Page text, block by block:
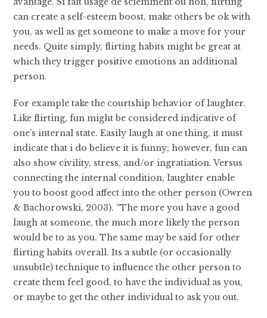
can create a self-esteem boost, make others be ok with
you, as well as get someone to make a move for your
needs. Quite simply, flirting habits might be great at
which they trigger positive emotions an additional
person.
For example take the courtship behavior of laughter.
Like flirting, fun might be considered indicative of
one’s internal state. Easily laugh at one thing, it must
indicate that i do believe it is funny; however, fun can
also show civility, stress, and/or ingratiation. Versus
connecting the internal condition, laughter enable
you to boost good affect into the other person (Owren
& Bachorowski, 2003). “The more you have a good
laugh at someone, the much more likely the person
would be to as you. The same may be said for other
flirting habits overall. Its a subtle (or occasionally
unsubtle) technique to influence the other person to
create them feel good, to have the individual as you,
or maybe to get the other individual to ask you out.